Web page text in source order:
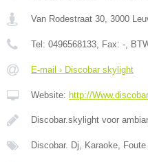
Van Rodestraat 30, 3000
Tel: 0496568133, Fax: -,
E-mail › Discobar skylight
Website: http://
Discobar.skylight voor
Discobar. Dj, Karaoke,